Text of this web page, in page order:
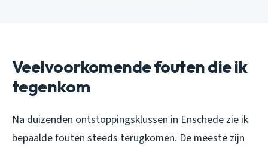
Veelvoorkomende fouten die ik
tegenkom
Na duizenden ontstoppingsklussen in Enschede zie ik
bepaalde fouten steeds terugkomen. De meeste zijn